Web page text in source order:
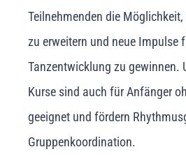
Teilnehmenden die Möglichkeit,
zu erweitern und neue Impulse
Tanzentwicklung zu gewinnen.
Kurse sind auch für Anfänger
geeignet und fördern
Gruppenkoordination.